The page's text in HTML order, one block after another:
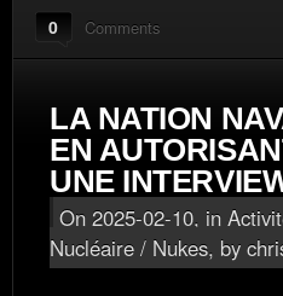
0 Comments
LA NATION
EN
UNE
On 2025-02-10, in
Nucléaire / Nukes, by